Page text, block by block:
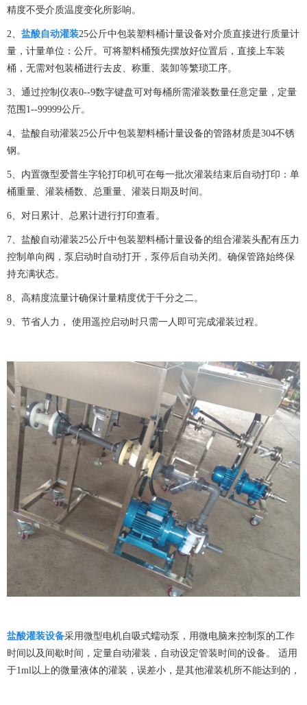
精度不受介质温度变化所影响。
2、 盐酸自动灌装25公斤中包装塑料桶计量设备对介质直接进行质量计
量，计量单位：公斤。可将塑料桶预先摆放好位置后，直接上车装
桶，无需对包装桶进行去皮、称重、装卸等繁琐工序。
3、通过控制仪表0--9数字键盘可对每桶所需灌装数量任意定量，定量
范围1--99999公斤。
4、盐酸自动灌装25公斤中包装塑料桶计量设备的管路材质是304不锈
钢。
5、内置微型爱普生字轮打印机可在每一批次灌装结束后自动打印：单
桶重量、灌装桶数、总重量、灌装日期及时间。
6、对日累计、总累计进行打印查看。
7、盐酸自动灌装25公斤中包装塑料桶计量设备的组合灌装头配有压力
控制单向阀，泵启动时自动打开，泵停后自动关闭。确保管路始终保
持充满状态。
8、高精度流量计确保计量精度优于千分之二。
9、节省人力， 使用遥控启动时只需一人即可完成灌装过程。
盐酸灌装设备采用微型电机自吸式蠕动泵，用微电脑来控制泵的工作
时间以及间歇时间，定量自动灌装，自动设定管装时间的设备。 适用
于1ml以上的微量液体的灌装，误差小，是其他灌装机所不能达到的，